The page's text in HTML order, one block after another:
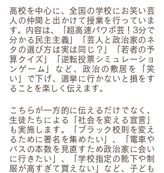
高校を中心に、全国の学校にお笑い芸
人の仲間と出かけて授業を行っていま
す。内容は、「超高速パワポ芸！3分で
分かる民主主義」「芸人と政治家のネ
タの選び方は実は同じ？」「若者の予
算クイズ」「逆転投票シミュレーショ
ンゲーム」など、政治の敷居を「笑
い」で下げ、選挙に行かないと損をす
ることを楽しく伝えます。
こちらが一方的に伝えるだけでなく、
生徒たちによる「社会を変える宣言」
も実施します。「ブラック校則を変え
るために署名を集めたい」、「電車や
バスの本数を見直すため政治家に会い
に行きたい」、「学校指定の靴下や制
服が高すぎて買えない」など、子ども